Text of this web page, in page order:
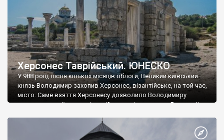
Херсонес Таврійський. ЮНЕСКО
У 988 році, після кількох місяців облоги, Великий київський
князь Володимир захопив Херсонес, візантійське, на той час,
місто. Саме взяття Херсонесу дозволило Володимиру
диктувати свої умови візантійському імператору Василю ІІ, та
Херсонесі Володимир-язичник, став Василем-християнином.
А потім було Хрещення Русі. На честь Херсонесу Таврійського